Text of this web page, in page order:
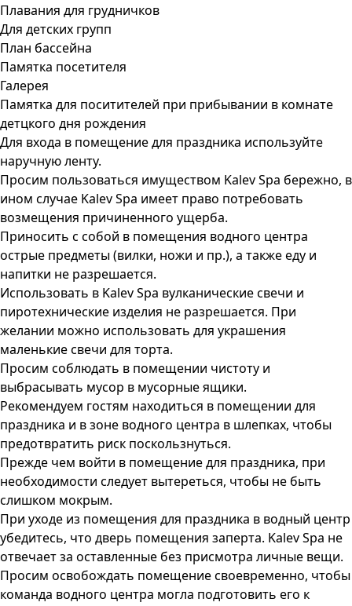
Плавания для грудничков
Для детских групп
План бассейна
Памятка посетителя
Галерея
Памятка для поситителей при прибывании в комнате
детцкого дня рождения
Для входа в помещение для праздника используйте
наручную ленту.
Просим пользоваться имуществом Kalev Spa бережно, в
ином случае Kalev Spa имеет право потребовать
возмещения причиненного ущерба.
Приносить с собой в помещения водного центра
острые предметы (вилки, ножи и пр.), а также еду и
напитки не разрешается.
Использовать в Kalev Spa вулканические свечи и
пиротехнические изделия не разрешается. При
желании можно использовать для украшения
маленькие свечи для торта.
Просим соблюдать в помещении чистоту и
выбрасывать мусор в мусорные ящики.
Рекомендуем гостям находиться в помещении для
праздника и в зоне водного центра в шлепках, чтобы
предотвратить риск поскользнуться.
Прежде чем войти в помещение для праздника, при
необходимости следует вытереться, чтобы не быть
слишком мокрым.
При уходе из помещения для праздника в водный центр
убедитесь, что дверь помещения заперта. Kalev Spa не
отвечает за оставленные без присмотра личные вещи.
Просим освобождать помещение своевременно, чтобы
команда водного центра могла подготовить его к